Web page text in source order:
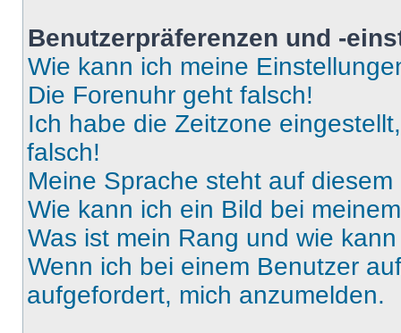
Benutzerpräferenzen und -
Wie kann ich meine
Die Forenuhr geht falsch!
Ich habe die Zeitzone
falsch!
Meine Sprache steht auf
Wie kann ich ein Bild bei
Was ist mein Rang und wie
Wenn ich bei einem Benutzer
aufgefordert, mich anzumelden.